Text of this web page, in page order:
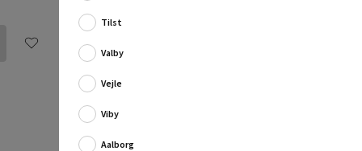
Tilst
Valby
Vejle
Viby
Aalborg